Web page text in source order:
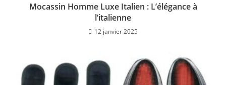
Mocassin Homme Luxe Italien : L’élégance à
l’italienne
12 janvier 2025